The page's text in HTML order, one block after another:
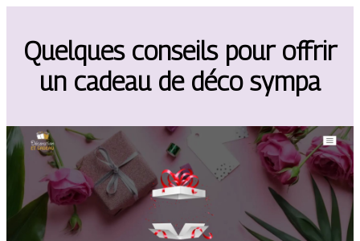
Quelques conseils pour offrir
un cadeau de déco sympa